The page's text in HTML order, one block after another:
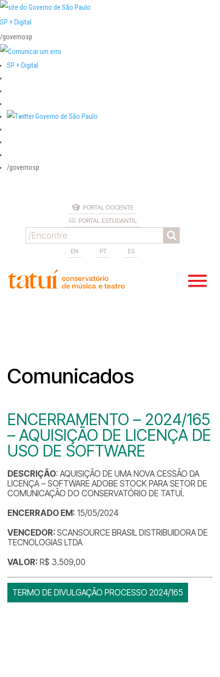
SP + Digital
/governosp
SP + Digital
/governosp
PORTAL DOCENTE
PORTAL ESTUDANTIL
EN PT ES
Comunicados
ENCERRAMENTO – 2024/165
– AQUISIÇÃO DE LICENÇA DE
USO DE SOFTWARE
DESCRIÇÃO: AQUISIÇÃO DE UMA NOVA CESSÃO DA
LICENÇA – SOFTWARE ADOBE STOCK PARA SETOR DE
COMUNICAÇÃO DO CONSERVATÓRIO DE TATUÍ.
ENCERRADO EM: 15/05/2024
VENCEDOR: SCANSOURCE BRASIL DISTRIBUIDORA DE
TECNOLOGIAS LTDA
VALOR: R$ 3.509,00
TERMO DE DIVULGAÇÃO PROCESSO 2024/165